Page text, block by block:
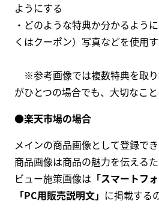
ようにする
・どのような特典か分かるよう
くはクーポン）写真などを使用
※参考画像では複数特典を取
がひとつの場合でも、大切なこと
●楽天市場の場合
メインの商品画像として登録で
商品画像は商品の魅力を伝える
ビュー施策画像は 「スマートフ
「PC用販売説明文」 に掲載する